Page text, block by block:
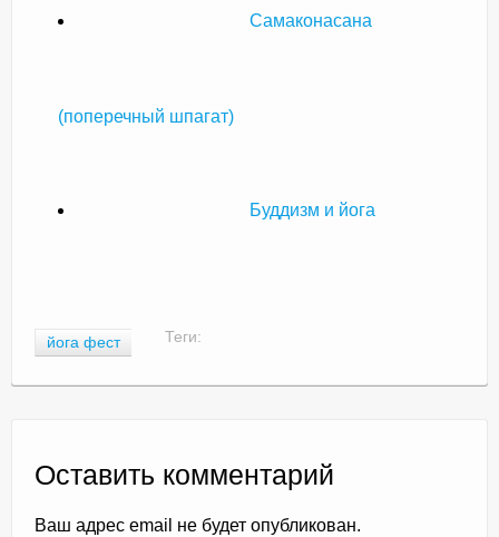
Самаконасана
(поперечный шпагат)
Буддизм и йога
Теги:
йога фест
Оставить комментарий
Ваш адрес email не будет опубликован.